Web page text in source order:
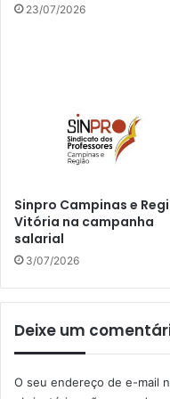
23/07/2026
Sinpro Campinas e
Vitória na campanha
salarial
3/07/2026
Deixe um
O seu endereço de e-mail